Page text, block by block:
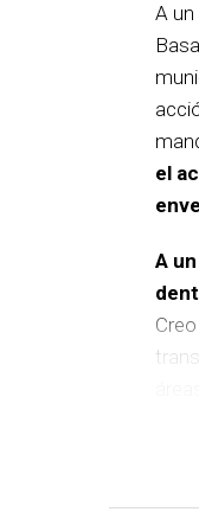
A un
el
A
del
En